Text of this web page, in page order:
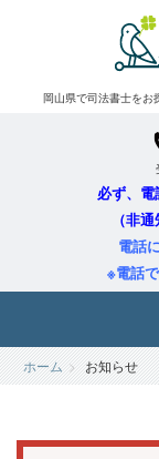
岡山県で司法書士をお
必ず、電
（非
電話
※電話
ホーム お知らせ